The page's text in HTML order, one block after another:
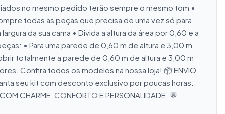
no mesmo pedido terão sempre o mesmo tom •
todas as peças que precisa de uma vez só para
da sua cama • Divida a altura da área por 0,60 e a
• Para uma parede de 0,60 m de altura e 3,00 m
totalmente a parede de 0,60 m de altura e 3,00 m
Confira todos os modelos na nossa loja! 📦 ENVIO
seu kit com desconto exclusivo por poucas horas.
CHARME, CONFORTO E PERSONALIDADE. 💬